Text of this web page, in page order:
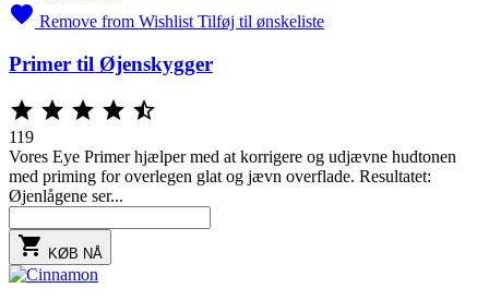
 Remove from Wishlist Tilføj til ønskeliste
Primer til Øjenskygger
    
119
Vores Eye Primer hjælper med at korrigere og udjævne hudtonen
med priming for overlegen glat og jævn overflade. Resultatet:
Øjenlågene ser...
 KØB NÅ